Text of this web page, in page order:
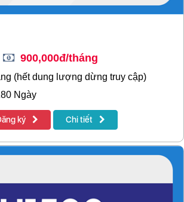
900,000đ/tháng
(hết dung lượng dừng truy cập)
Ngày
ký Chi tiết